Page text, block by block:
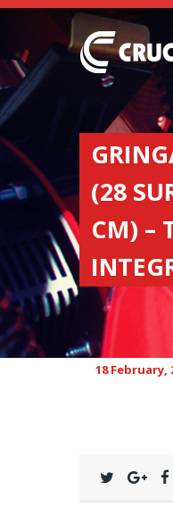
(28
CM) –
SEEDERS
ABOUT
NEWS
18 February,